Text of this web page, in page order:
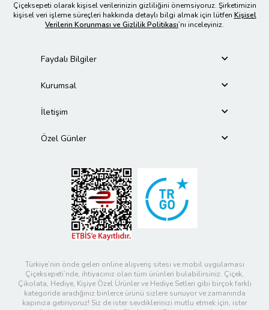
Çiçeksepeti olarak kişisel verilerinizin gizliliğini önemsiyoruz. Şirketimizin
kişisel veri işleme süreçleri hakkında detaylı bilgi almak için lütfen Kişisel
Verilerin Korunması ve Gizlilik Politikası’nı inceleyiniz.
Faydalı Bilgiler
Kurumsal
İletişim
Özel Günler
Türkiye’nin önde gelen online alışveriş sitesi ve mobil uygulaması
Çiçeksepeti’nde, ihtiyacınız olan tüm ürünleri bulabilirsiniz. Çiçek,
Çikolata, Hediye, Kişiye Özel Ürünler ve Hediye Setleri gibi birçok farklı
kategoride aradığınız binlerce ürünü sizlere sunuyor ve zamanında
kapınıza getiriyoruz! Siz de ister sevdiklerinizi mutlu etmek için, ister